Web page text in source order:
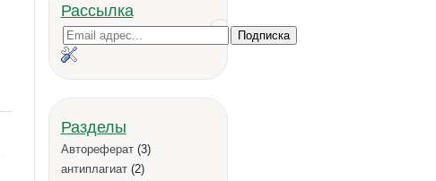
Рассылка
Разделы
Автореферат (3)
антиплагиат (2)